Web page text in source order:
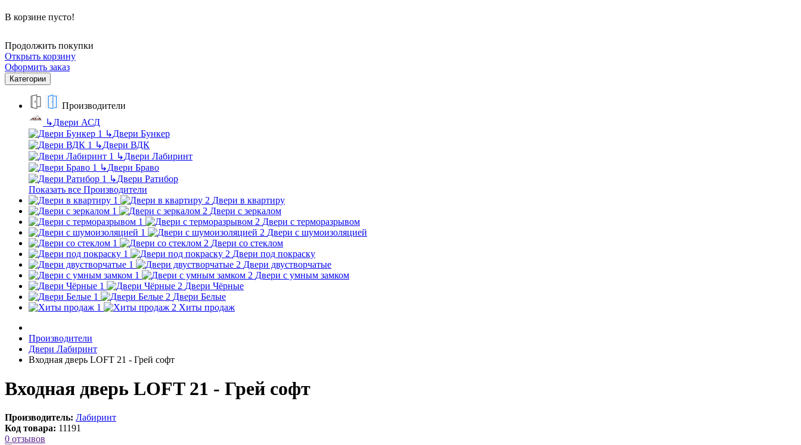
В корзине пусто!
Продолжить покупки
Открыть корзину
Оформить заказ
Категории
Производители
↳Двери АСД
↳Двери Бункер
↳Двери ВДК
↳Двери Лабиринт
↳Двери Браво
↳Двери Ратибор
Показать все Производители
Двери в квартиру
Двери с зеркалом
Двери с терморазрывом
Двери с шумоизоляцией
Двери со стеклом
Двери под покраску
Двери двустворчатые
Двери с умным замком
Двери Чёрные
Двери Белые
Хиты продаж
Производители
Двери Лабиринт
Входная дверь LOFT 21 - Грей софт
Входная дверь LOFT 21 - Грей софт
Производитель: Лабиринт
Код товара: 11191
0 отзывов